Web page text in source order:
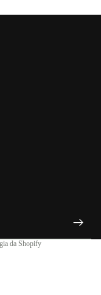
da Shopify